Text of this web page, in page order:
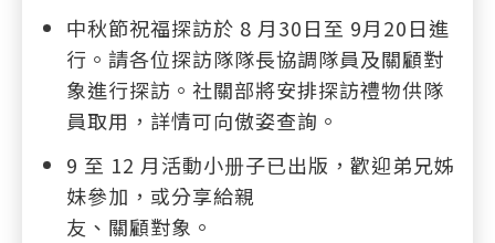
中秋節祝福探訪於 8 月30日至 9月20日進
行。請各位探訪隊隊長協調隊員及關顧對
象進行探訪。社關部將安排探訪禮物供隊
員取用，詳情可向傲姿查詢。
9 至 12 月活動小册子已出版，歡迎弟兄姊
妹參加，或分享給親
友、關顧對象。